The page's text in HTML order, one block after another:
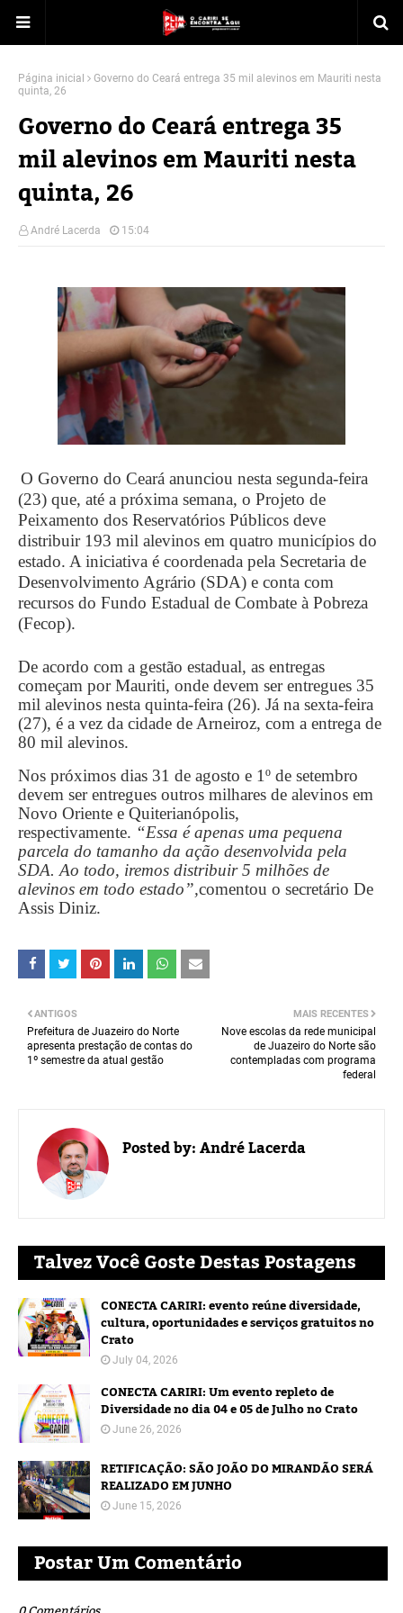
Página inicial
Governo do Ceará entrega 35 mil alevinos em Mauriti nesta
quinta, 26
Governo do Ceará entrega 35
mil alevinos em Mauriti nesta
quinta, 26
André Lacerda 15:04
O Governo do Ceará anunciou nesta segunda-feira
(23) que, até a próxima semana, o Projeto de
Peixamento dos Reservatórios Públicos deve
distribuir 193 mil alevinos em quatro municípios do
estado. A iniciativa é coordenada pela Secretaria de
Desenvolvimento Agrário (SDA) e conta com
recursos do Fundo Estadual de Combate à Pobreza
(Fecop).
De acordo com a gestão estadual, as entregas
começam por Mauriti, onde devem ser entregues 35
mil alevinos nesta quinta-feira (26). Já na sexta-feira
(27), é a vez da cidade de Arneiroz, com a entrega de
80 mil alevinos.
Nos próximos dias 31 de agosto e 1º de setembro
devem ser entregues outros milhares de alevinos em
Novo Oriente e Quiterianópolis,
respectivamente. “Essa é apenas uma pequena
parcela do tamanho da ação desenvolvida pela
SDA. Ao todo, iremos distribuir 5 milhões de
alevinos em todo estado”,comentou o secretário De
Assis Diniz.
MAIS RECENTES
Nove escolas da rede municipal
de Juazeiro do Norte são
contempladas com programa
federal
ANTIGOS
Prefeitura de Juazeiro do Norte
apresenta prestação de contas do
1º semestre da atual gestão
Posted by:André Lacerda
Talvez Você Goste Destas Postagens
CONECTA CARIRI: evento reúne diversidade,
cultura, oportunidades e serviços gratuitos no
Crato
July 04, 2026
CONECTA CARIRI: Um evento repleto de
Diversidade no dia 04 e 05 de Julho no Crato
June 26, 2026
RETIFICAÇÃO: SÃO JOÃO DO MIRANDÃO SERÁ
REALIZADO EM JUNHO
June 15, 2026
Postar Um Comentário